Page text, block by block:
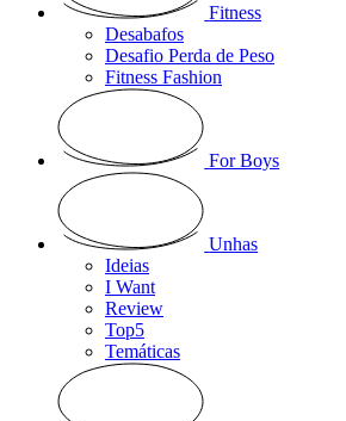
Fitness
Desabafos
Desafio Perda de Peso
Fitness Fashion
For Boys
Unhas
Ideias
I Want
Review
Top5
Temáticas